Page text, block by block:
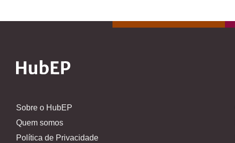
Sobre o HubEP
Quem somos
Política de Privacidade